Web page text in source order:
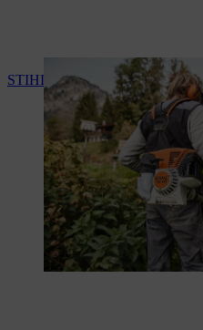
STIHL 4-MIX ® -Motor